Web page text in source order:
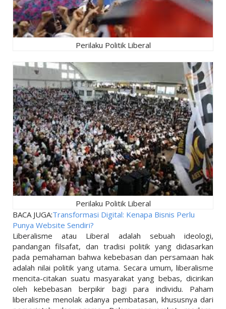
Perilaku Politik Liberal
Perilaku Politik Liberal
BACA JUGA:Transformasi Digital: Kenapa Bisnis Perlu
Punya Website Sendiri?
Liberalisme atau Liberal adalah sebuah ideologi,
pandangan filsafat, dan tradisi politik yang didasarkan
pada pemahaman bahwa kebebasan dan persamaan hak
adalah nilai politik yang utama. Secara umum, liberalisme
mencita-citakan suatu masyarakat yang bebas, dicirikan
oleh kebebasan berpikir bagi para individu. Paham
liberalisme menolak adanya pembatasan, khususnya dari